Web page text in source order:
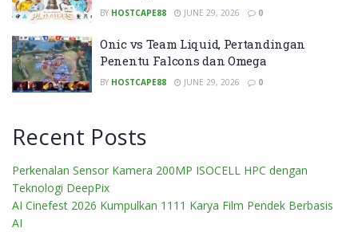
BY HOSTCAPE88 JUNE 29, 2026 0
Onic vs Team Liquid, Pertandingan
Penentu Falcons dan Omega
BY HOSTCAPE88 JUNE 29, 2026 0
Recent Posts
Perkenalan Sensor Kamera 200MP ISOCELL HPC dengan
Teknologi DeepPix
AI Cinefest 2026 Kumpulkan 1111 Karya Film Pendek Berbasis
AI